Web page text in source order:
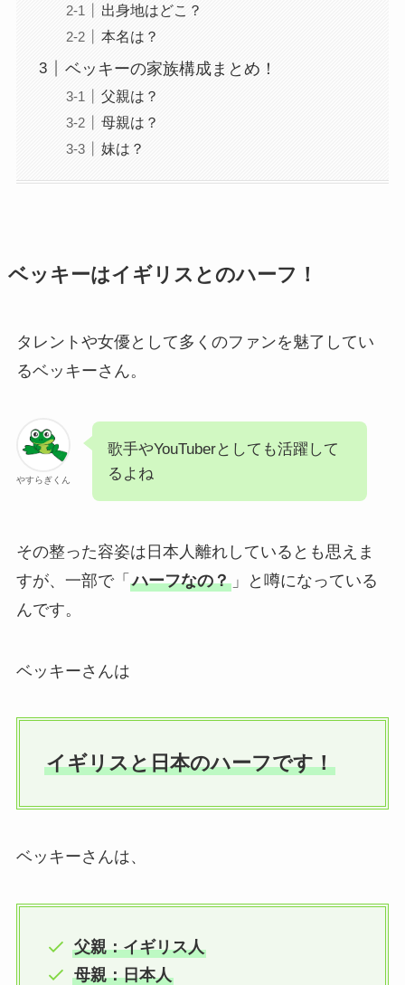
出身地はどこ？
本名は？
ベッキーの家族構成まとめ！
父親は？
母親は？
妹は？
ベッキーはイギリスとのハーフ！
タレントや女優として多くのファンを魅了してい
るベッキーさん。
やすらぎくん
歌手やYouTuberとしても活躍して
るよね
その整った容姿は日本人離れしているとも思えま
すが、一部で「 ハーフなの？」と噂になっている
んです。
ベッキーさんは
イギリスと日本のハーフです！
ベッキーさんは、
父親：イギリス人
母親：日本人